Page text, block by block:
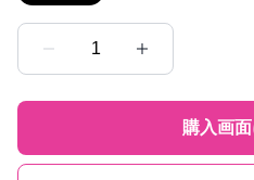
1
購入画